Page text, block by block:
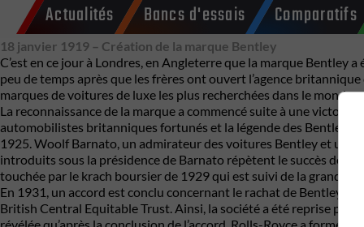
Actualités Bancs d'essais Comparatifs
18 janvier 1919 – Création de la marque Bentley
C’est en ce jour à Londres, en Angleterre que la marque Bentley
peu de temps après que les frères ont ouvert l’agence
marques de voitures de luxe les plus recherchées dans le monde.
La reconnaissance de la marque a commencé suite à une
automobilistes britanniques fortunés et la légende des Bentley
1925. Woolf Barnato, un admirateur des voitures Bentley et un
introduits sous la présidence de Barnato répètent le succès de
touchée par le krach boursier de 1929 qui est suivi de la grande
En 1931, un accord est conclu concernant le rachat de Bentley
British Central Equitable Trust. Ainsi, la société a été reprise par